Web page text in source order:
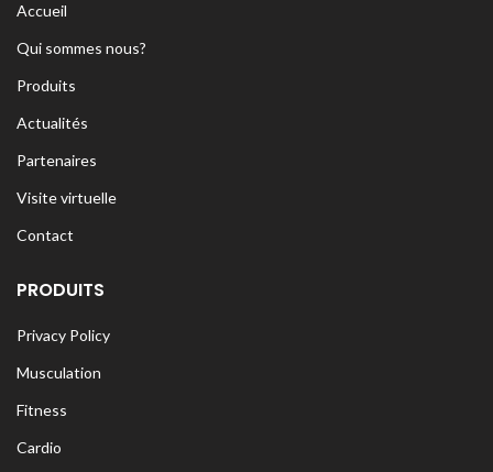
Accueil
Qui sommes nous?
Produits
Actualités
Partenaires
Visite virtuelle
Contact
PRODUITS
Privacy Policy
Musculation
Fitness
Cardio